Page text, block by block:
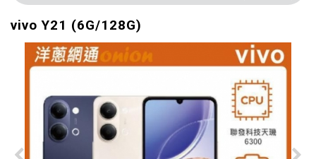
vivo Y21 (6G/128G)